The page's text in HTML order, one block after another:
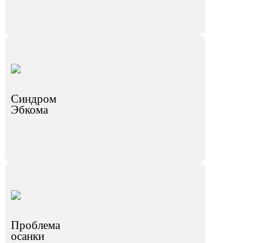
Синдром
Эбкома
Проблема
осанки